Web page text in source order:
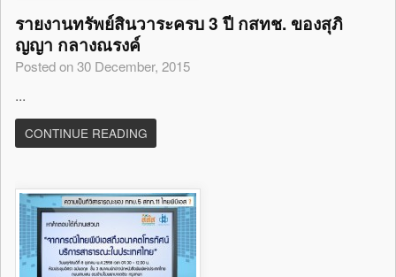
รายงานทรัพย์สินวาระครบ 3 ปี กสทช. ของสุภิ
ญญา กลางณรงค์
Posted on 30 December, 2015
...
CONTINUE READING